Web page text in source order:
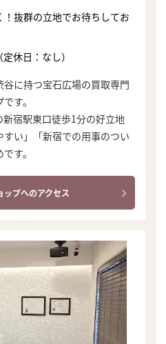
抜群の立地でお待ちしてお
休日：なし）
に持つ宝石広場の買取専門
す。
宿駅東口徒歩1分の好立地
すい」「新宿での用事のつい
す。
ップへのアクセス